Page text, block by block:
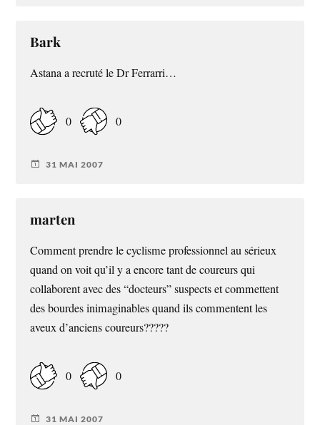
Bark
Astana a recruté le Dr Ferrarri…
0 0
31 MAI 2007
marten
Comment prendre le cyclisme professionnel au sérieux
quand on voit qu’il y a encore tant de coureurs qui
collaborent avec des “docteurs” suspects et commettent
des bourdes inimaginables quand ils commentent les
aveux d’anciens coureurs?????
0 0
31 MAI 2007